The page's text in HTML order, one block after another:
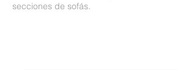
secciones de sofás.